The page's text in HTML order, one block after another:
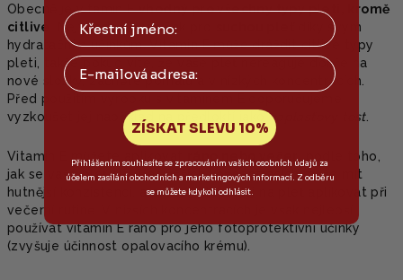
Obecně je vitamin Evhodný pro všechny typy pleti, kromě
citlivé
. Nejvhodnější je však pro
díky svým
hydratačním účinkům. Vitamin E může dráždit citlivé typy
pleti, takže pokud víte, že vaše pleť nereaguje dobře na
nové složky, začněte pomalu a v nízkých koncentracích.
Před použitím výrobku s vitaminem E doporučujeme
vyzkoušet jej například na předloktí jakonáplasťový test.
Vitamin E můžete aplikovat ráno nebo večer,
podle toho,
jak se vaše pleť cítí. Ve vyšších koncentracích může mít
hutnější konzistenci, a proto je lepší jej na pleť aplikovat při
večerní rutině. V nižších koncentracích je však nejlepší
používat vitamin E ráno pro jeho fotoprotektivní účinky
(zvyšuje účinnost opalovacího krému).
Email
ZÍSKAT SLEVU 10%
Přihlášením souhlasíte se zpracováním vašich osobních údajů za
účelem zasílání obchodních a marketingových informací. Z odběru
se můžete kdykoli odhlásit.